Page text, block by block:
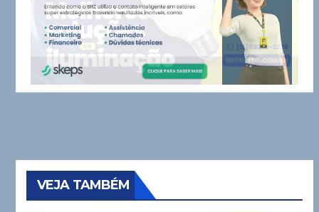
VEJA TAMBÉM